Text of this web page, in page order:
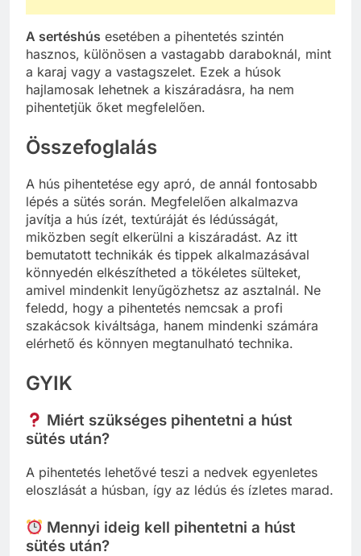
A sertéshús esetében a pihentetés szintén
hasznos, különösen a vastagabb daraboknál, mint
a karaj vagy a vastagszelet. Ezek a húsok
hajlamosak lehetnek a kiszáradásra, ha nem
pihentetjük őket megfelelően.
Összefoglalás
A hús pihentetése egy apró, de annál fontosabb
lépés a sütés során. Megfelelően alkalmazva
javítja a hús ízét, textúráját és lédússágát,
miközben segít elkerülni a kiszáradást. Az itt
bemutatott technikák és tippek alkalmazásával
könnyedén elkészítheted a tökéletes sülteket,
amivel mindenkit lenyűgözhetsz az asztalnál. Ne
feledd, hogy a pihentetés nemcsak a profi
szakácsok kiváltsága, hanem mindenki számára
elérhető és könnyen megtanulható technika.
GYIK
Miért szükséges pihentetni a húst
sütés után?
A pihentetés lehetővé teszi a nedvek egyenletes
eloszlását a húsban, így az lédús és ízletes marad.
Mennyi ideig kell pihentetni a húst
sütés után?